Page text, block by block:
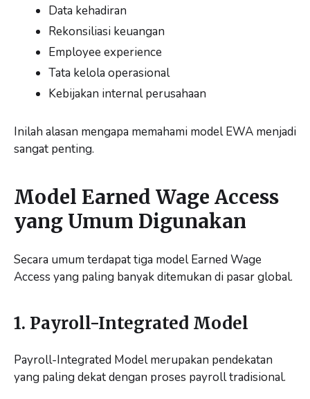
Data kehadiran
Rekonsiliasi keuangan
Employee experience
Tata kelola operasional
Kebijakan internal perusahaan
Inilah alasan mengapa memahami model EWA menjadi
sangat penting.
Model Earned Wage Access
yang Umum Digunakan
Secara umum terdapat tiga model Earned Wage
Access yang paling banyak ditemukan di pasar global.
1. Payroll-Integrated Model
Payroll-Integrated Model merupakan pendekatan
yang paling dekat dengan proses payroll tradisional.